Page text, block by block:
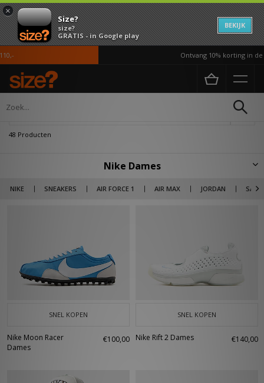
×
Size?
size?
GRATIS - in Google play
BEKIJK
Ontvang 10% korting in de APP*
Home Dames
48 Producten
Nike Dames
NIKE SNEAKERS AIR FORCE 1 AIR MAX JORDAN SALE
Sinds 1978 foccused Nike zich op het verheven van atletiek voor vrouwen
naar een hoger niveau. In 1984 werd Joan Benoit Samuelson de eerste
schoen bij het merk, na Micheal Jordan. Nike blijft een platform voor
vrouwen met campagnes als ‘The Force is Female’ die waardering toont
voor de manier waarop streetwear het Air Force 1 silhouet omarmt.
SNEL KOPEN
Nike Moon Racer
Dames
€100,00
SNEL KOPEN
Nike Rift 2 Dames €140,00